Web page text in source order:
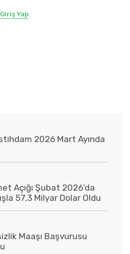
Yap
İstihdam 2026 Mart Ayında
Açığı Şubat 2026’da
57,3 Milyar Dolar Oldu
Maaşı Başvurusu